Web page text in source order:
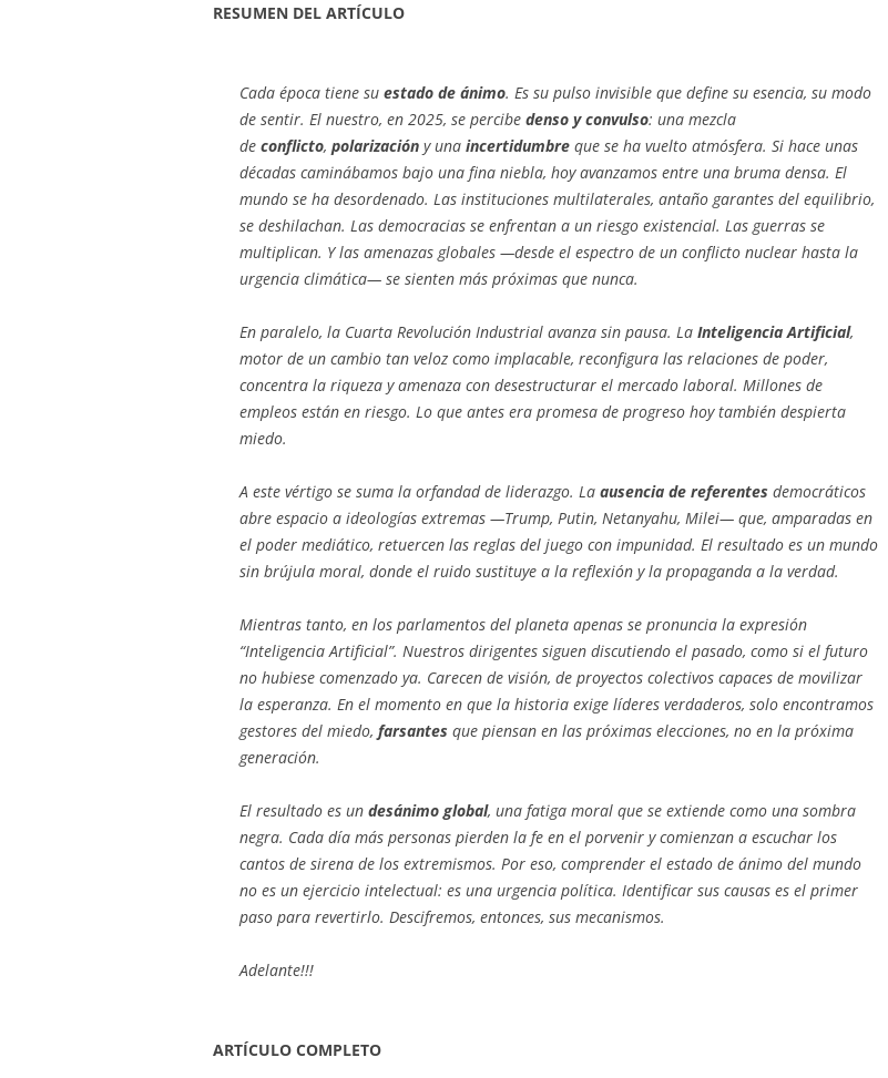
RESUMEN DEL ARTÍCULO
Cada época tiene su estado de ánimo. Es su pulso invisible que define su esencia, su modo
de sentir. El nuestro, en 2025, se percibe denso y convulso: una mezcla
de conflicto, polarización y una incertidumbre que se ha vuelto atmósfera. Si hace unas
décadas caminábamos bajo una fina niebla, hoy avanzamos entre una bruma densa. El
mundo se ha desordenado. Las instituciones multilaterales, antaño garantes del equilibrio,
se deshilachan. Las democracias se enfrentan a un riesgo existencial. Las guerras se
multiplican. Y las amenazas globales —desde el espectro de un conflicto nuclear hasta la
urgencia climática— se sienten más próximas que nunca.
En paralelo, la Cuarta Revolución Industrial avanza sin pausa. La Inteligencia Artificial,
motor de un cambio tan veloz como implacable, reconfigura las relaciones de poder,
concentra la riqueza y amenaza con desestructurar el mercado laboral. Millones de
empleos están en riesgo. Lo que antes era promesa de progreso hoy también despierta
miedo.
A este vértigo se suma la orfandad de liderazgo. La ausencia de referentes democráticos
abre espacio a ideologías extremas —Trump, Putin, Netanyahu, Milei— que, amparadas en
el poder mediático, retuercen las reglas del juego con impunidad. El resultado es un mundo
sin brújula moral, donde el ruido sustituye a la reflexión y la propaganda a la verdad.
Mientras tanto, en los parlamentos del planeta apenas se pronuncia la expresión
“Inteligencia Artificial”. Nuestros dirigentes siguen discutiendo el pasado, como si el futuro
no hubiese comenzado ya. Carecen de visión, de proyectos colectivos capaces de movilizar
la esperanza. En el momento en que la historia exige líderes verdaderos, solo encontramos
gestores del miedo, farsantes que piensan en las próximas elecciones, no en la próxima
generación.
El resultado es un desánimo global, una fatiga moral que se extiende como una sombra
negra. Cada día más personas pierden la fe en el porvenir y comienzan a escuchar los
cantos de sirena de los extremismos. Por eso, comprender el estado de ánimo del mundo
no es un ejercicio intelectual: es una urgencia política. Identificar sus causas es el primer
paso para revertirlo. Descifremos, entonces, sus mecanismos.
Adelante!!!
ARTÍCULO COMPLETO